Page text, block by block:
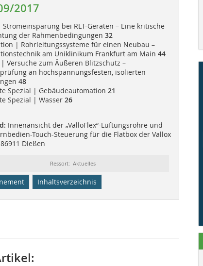
2017
bei RLT-Geräten – Eine kritische
der Rahmenbedingungen 32
| Rohrleitungssysteme für einen Neubau –
am Uniklinikum Frankfurt am Main 44
| Versuche zum Äußeren Blitzschutz –
an hochspannungsfesten, isolierten
48
Spezial | Gebäudeautomation 21
Spezial | Wasser 26
Innenansicht der „ValloFlex“-Lüftungsrohre und
Touch-Steuerung für die Flatbox der Vallox
Dießen
Ressort: Aktuelles
Inhaltsverzeichnis